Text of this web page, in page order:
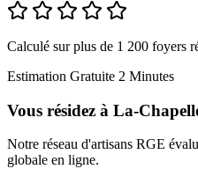
Calculé sur plus de 1 200 foyers
Estimation Gratuite 2 Minutes
Vous résidez à La-
Notre réseau d'artisans RGE
globale en ligne.